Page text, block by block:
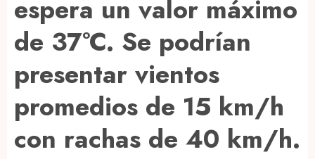
espera un valor máximo
de 37°C. Se podrían
presentar vientos
promedios de 15 km/h
con rachas de 40 km/h.